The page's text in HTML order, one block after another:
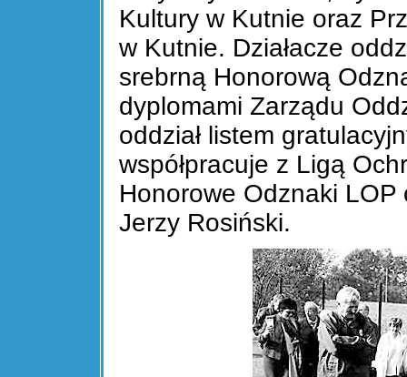
Kultury w Kutnie oraz
w Kutnie. Działacze
srebrną Honorową
dyplomami Zarządu
oddział listem
współpracuje z Ligą
Honorowe Odznaki LOP
Jerzy Rosiński.